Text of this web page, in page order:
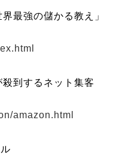
最強の儲かる教え」
到するネット集客
amazon.html